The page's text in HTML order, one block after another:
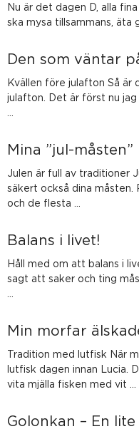
Nu är det dagen D, alla
ska mysa tillsammans, äta
Den som väntar
Kvällen före julafton Så är
julafton. Det är först nu jag
Mina ”jul-
Julen är full av traditioner
säkert också dina
och de flesta …
Balans i livet!
Håll med om att balans i
sagt att saker och ting
Min morfar
Tradition med lutfisk När
lutfisk dagen innan Lucia.
vita mjälla fisken med vit …
Golonkan – En